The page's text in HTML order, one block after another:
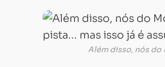
Além disso, nós do